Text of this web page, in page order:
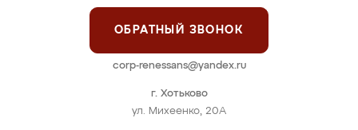
г. Хотьково
ул. Михеенко, 20А
ОБРАТНЫЙ ЗВОНОК
corp-renessans@yandex.ru